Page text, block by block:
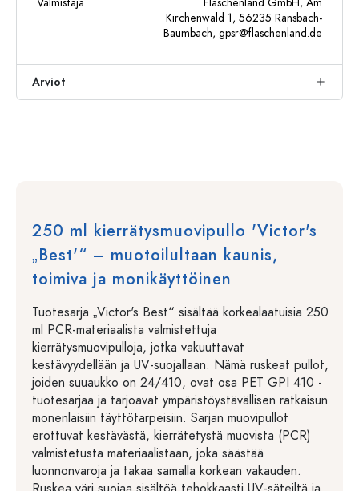
Kirchenwald 1, 56235 Ransbach-
Baumbach, gpsr@flaschenland.de
Arviot
250 ml kierrätysmuovipullo 'Victor's
„Best'“ – muotoilultaan kaunis,
toimiva ja monikäyttöinen
Tuotesarja „Victor's Best“ sisältää korkealaatuisia 250
ml PCR-materiaalista valmistettuja
kierrätysmuovipulloja, jotka vakuuttavat
kestävyydellään ja UV-suojallaan. Nämä ruskeat pullot,
joiden suuaukko on 24/410, ovat osa PET GPI 410 -
tuotesarjaa ja tarjoavat ympäristöystävällisen ratkaisun
monenlaisiin täyttötarpeisiin. Sarjan muovipullot
erottuvat kestävästä, kierrätetystä muovista (PCR)
valmistetusta materiaalistaan, joka säästää
luonnonvaroja ja takaa samalla korkean vakauden.